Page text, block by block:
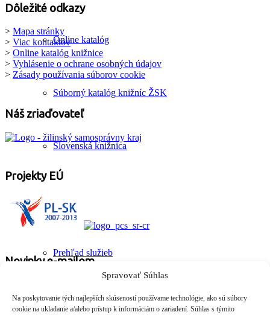
Spravovať Súhlas
Na poskytovanie tých najlepších skúseností používame technológie, ako sú súbory
cookie na ukladanie a/alebo prístup k informáciám o zariadení. Súhlas s týmito
Online katalóg
Súborný katalóg knižníc ŽSK
Slovenská knižnica
Služby
Prehľad služieb
SmartLab
Dôležité odkazy
> Mapa stránky
> Viac kontaktov
> Online katalóg knižnice
> Vyhlásenie o ochrane osobných údajov
> Zásady používania súborov cookie
Náš zriaďovateľ
Projekty EÚ
Novinky e-mailom
Zadajte váš e-mail